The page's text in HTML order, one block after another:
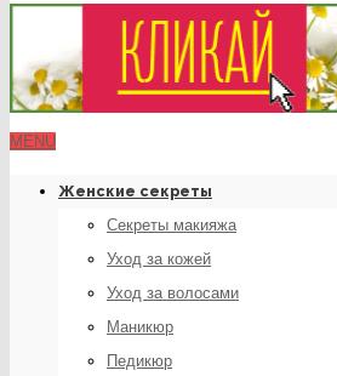
MENU
Женские секреты
Секреты макияжа
Уход за кожей
Уход за волосами
Маникюр
Педикюр